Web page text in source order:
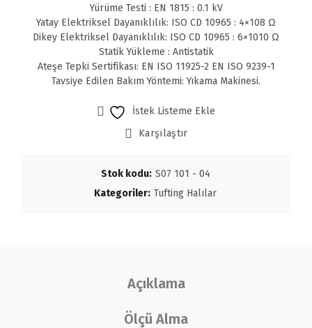
Yürüme Testi : EN 1815 : 0.1 kV
Yatay Elektriksel Dayanıklılık: ISO CD 10965 : 4×108 Ω
Dikey Elektriksel Dayanıklılık: ISO CD 10965 : 6×1010 Ω
Statik Yükleme : Antistatik
Ateşe Tepki Sertifikası: EN ISO 11925-2 EN ISO 9239-1
Tavsiye Edilen Bakım Yöntemi: Yıkama Makinesi.
İstek Listeme Ekle
Karşılaştır
Stok kodu: S07 101 - 04
Kategoriler: Tufting Halılar
Açıklama
Ölçü Alma